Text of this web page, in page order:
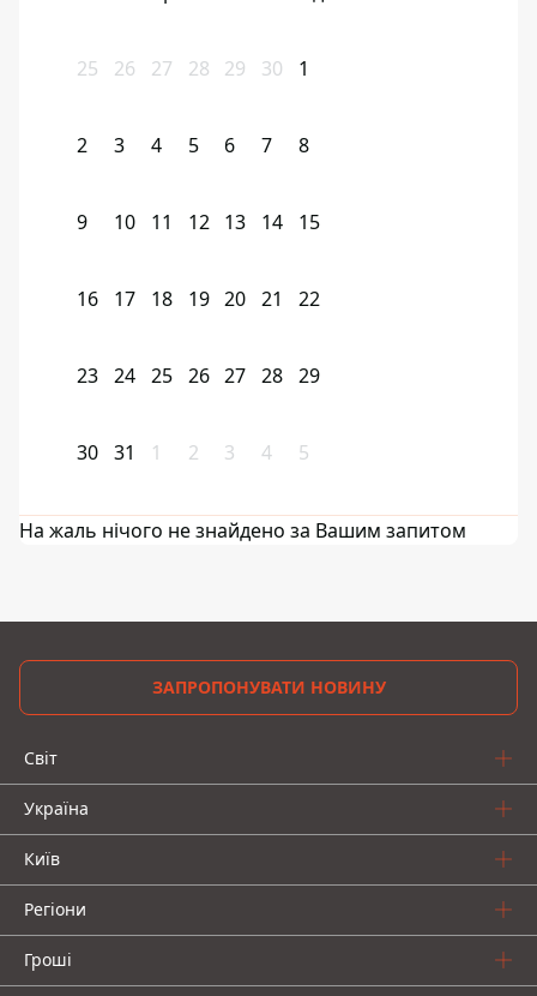
25 26 27 28 29 30 1
2 3 4 5 6 7 8
9 10 11 12 13 14 15
16 17 18 19 20 21 22
23 24 25 26 27 28 29
30 31 1 2 3 4 5
На жаль нічого не знайдено за Вашим запитом
ЗАПРОПОНУВАТИ НОВИНУ
Світ
Україна
Київ
Регіони
Гроші